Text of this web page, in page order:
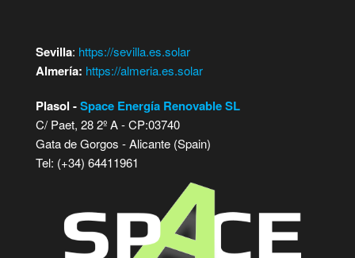
Sevilla: https://sevilla.es.solar
Almería: https://almeria.es.solar
Plasol -Space Energía Renovable SL
C/ Paet, 28 2º A - CP:03740
Gata de Gorgos - Alicante (Spain)
Tel: (+34) 64411961